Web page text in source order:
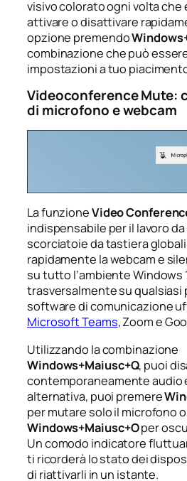
visivo colorato ogni volta
attivare o disattivare
opzione premendo
combinazione che può
impostazioni a tuo
Videoconference Mute:
di microfono e webcam
La funzioneVideo
indispensabile per il lavoro
scorciatoie da tastiera
rapidamente la webcam e
su tutto l’ambiente Windows
trasversalmente su qualsiasi
software di comunicazione
Microsoft Teams, Zoom e
Utilizzando la combinazione
Windows+Maiusc+Q, puoi
contemporaneamente audio
alternativa, puoi premere
per mutare solo il microfono o
Windows+Maiusc+Oper
Un comodo indicatore
ti ricorderà lo stato dei
di riattivarli in un istante.